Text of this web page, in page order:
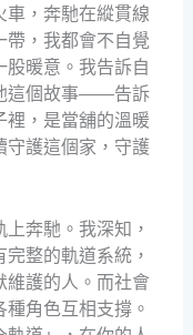
車，奔馳在縱貫線
帶，我都會不自覺
暖意。我告訴自
這個故事——告訴
裡，是當舖的溫暖
守護這個家，守護
奔馳。我深知，
整的軌道系統，
維護的人。而社會
角色互相支撐。